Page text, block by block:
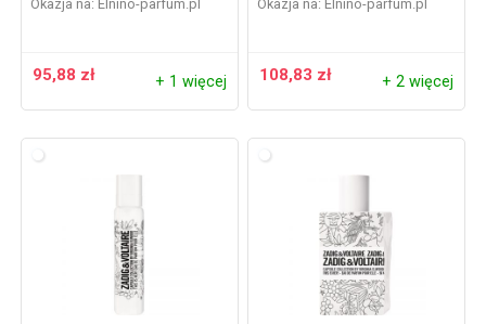
Okazja na: elnino-parfum.pl
95,88 zł + 1 więcej
Okazja na: elnino-parfum.pl
108,83 zł + 2 więcej